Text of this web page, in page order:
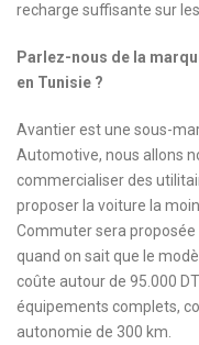
recharge suffisante sur
Parlez-nous de la
en Tunisie ?
Avantier est une sous-
Automotive, nous allons
commercialiser des
proposer la voiture la
Commuter sera
quand on sait que le
coûte autour de 95.000
équipements complets,
autonomie de 300 km.